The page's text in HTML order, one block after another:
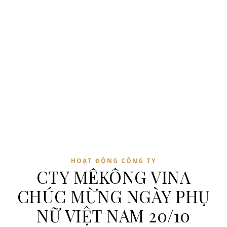
HOẠT ĐỘNG CÔNG TY
CTY MÊKÔNG VINA
CHÚC MỪNG NGÀY PHỤ
NỮ VIỆT NAM 20/10